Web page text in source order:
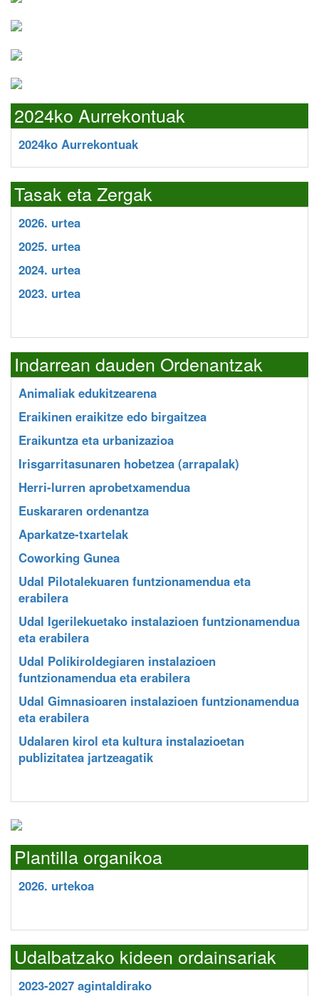
2024ko Aurrekontuak
2024ko Aurrekontuak
Tasak eta Zergak
2026. urtea
2025. urtea
2024. urtea
2023. urtea
Indarrean dauden Ordenantzak
Animaliak edukitzearena
Eraikinen eraikitze edo birgaitzea
Eraikuntza eta urbanizazioa
Irisgarritasunaren hobetzea (arrapalak)
Herri-lurren aprobetxamendua
Euskararen ordenantza
Aparkatze-txartelak
Coworking Gunea
Udal Pilotalekuaren funtzionamendua eta
erabilera
Udal Igerilekuetako instalazioen funtzionamendua
eta erabilera
Udal Polikiroldegiaren instalazioen
funtzionamendua eta erabilera
Udal Gimnasioaren instalazioen funtzionamendua
eta erabilera
Udalaren kirol eta kultura instalazioetan
publizitatea jartzeagatik
Plantilla organikoa
2026. urtekoa
Udalbatzako kideen ordainsariak
2023-2027 agintaldirako